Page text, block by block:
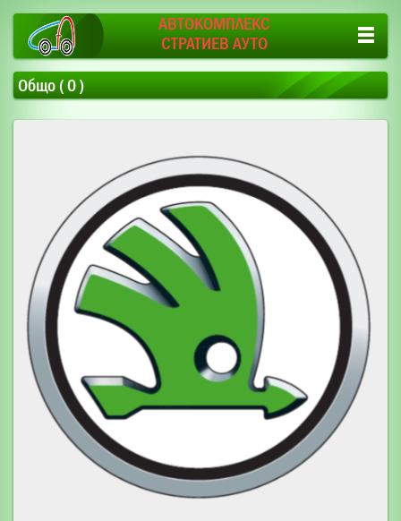
АВТОКОМПЛЕКС
СТРАТИЕВ АУТО
Общо ( 0 )